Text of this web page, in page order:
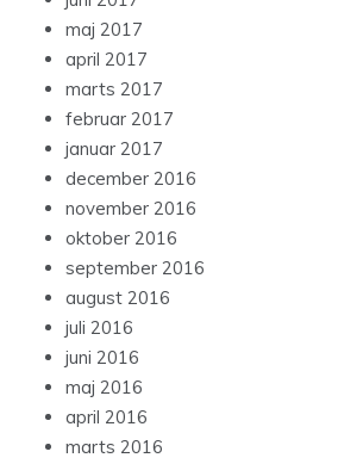
maj 2017
april 2017
marts 2017
februar 2017
januar 2017
december 2016
november 2016
oktober 2016
september 2016
august 2016
juli 2016
juni 2016
maj 2016
april 2016
marts 2016